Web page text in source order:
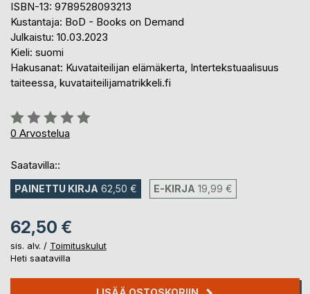
ISBN-13: 9789528093213
Kustantaja: BoD - Books on Demand
Julkaistu: 10.03.2023
Kieli: suomi
Hakusanat: Kuvataiteilijan elämäkerta, Intertekstuaalisuus
taiteessa, kuvataiteilijamatrikkeli.fi
Arvostelu::
0%
0 Arvostelua
Saatavilla::
PAINETTU KIRJA 62,50 € E-KIRJA 19,99 €
62,50 €
sis. alv. / Toimituskulut
Heti saatavilla